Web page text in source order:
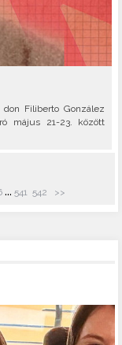
Filiberto González
május 21-23. között
... 541 542 >>